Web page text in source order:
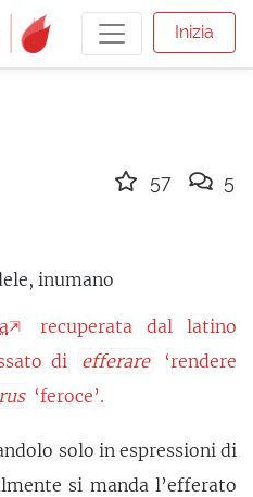
Inizia
inumano
recuperata dal latino
di efferare
‘rendere
‘feroce’.
solo in espressioni di
si manda l’efferato
57 5